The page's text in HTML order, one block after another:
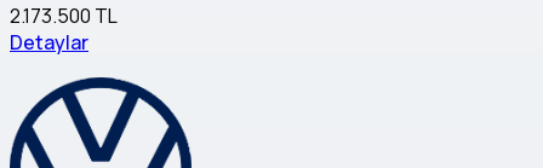
2.173.500 TL
Detaylar